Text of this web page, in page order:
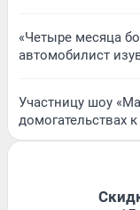
«Четыре месяца
автомобилист
Участницу шоу
домогательствах